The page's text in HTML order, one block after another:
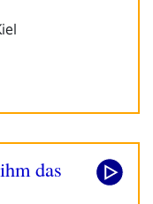
das